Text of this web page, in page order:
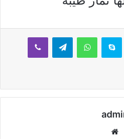
سكايب واتساب تيلقرام ڤايبر